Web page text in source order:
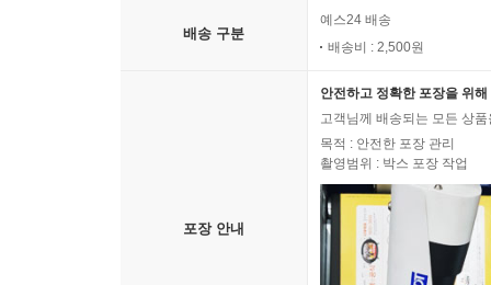
배송 구분
예스24 배송
배송비 : 2,500원
포장 안내
안전하고 정확한 포장을 위
고객님께 배송되는 모든 상
목적 : 안전한 포장 관리
촬영범위 : 박스 포장 작업